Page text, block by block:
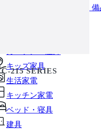
オフィスアクセサリー・
キッズ家具
生活家電
キッチン家電
ベッド・寝具
建具
215 SERIES